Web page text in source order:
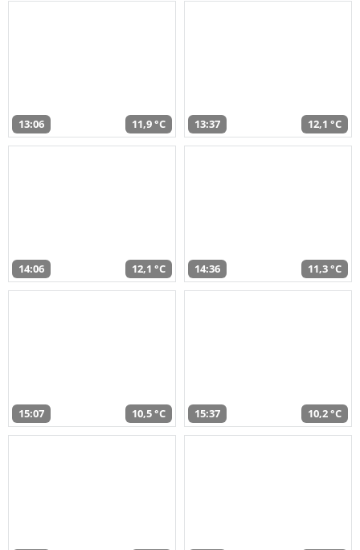
13:06 11,9 °C 13:37 12,1 °C
14:06 12,1 °C 14:36 11,3 °C
15:07 10,5 °C 15:37 10,2 °C